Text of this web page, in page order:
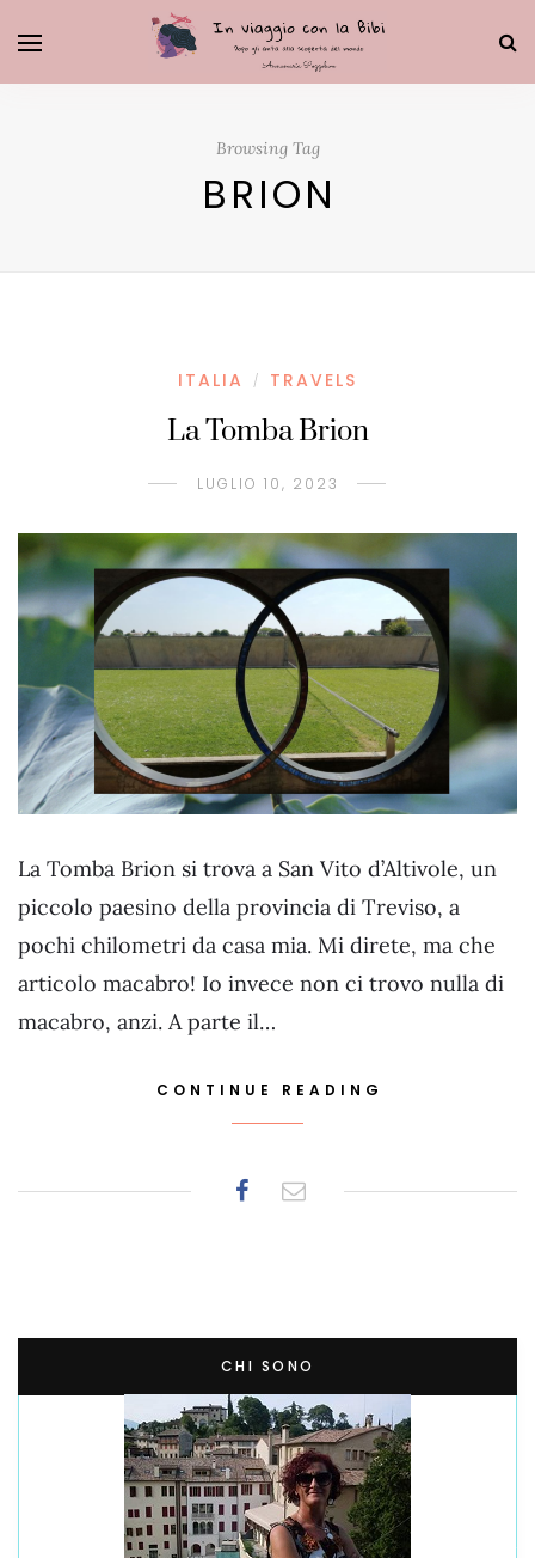
Browsing Tag
BRION
ITALIA / TRAVELS
La Tomba Brion
LUGLIO 10, 2023
La Tomba Brion si trova a San Vito d’Altivole, un
piccolo paesino della provincia di Treviso, a
pochi chilometri da casa mia. Mi direte, ma che
articolo macabro! Io invece non ci trovo nulla di
macabro, anzi. A parte il…
CONTINUE READING
CHI SONO